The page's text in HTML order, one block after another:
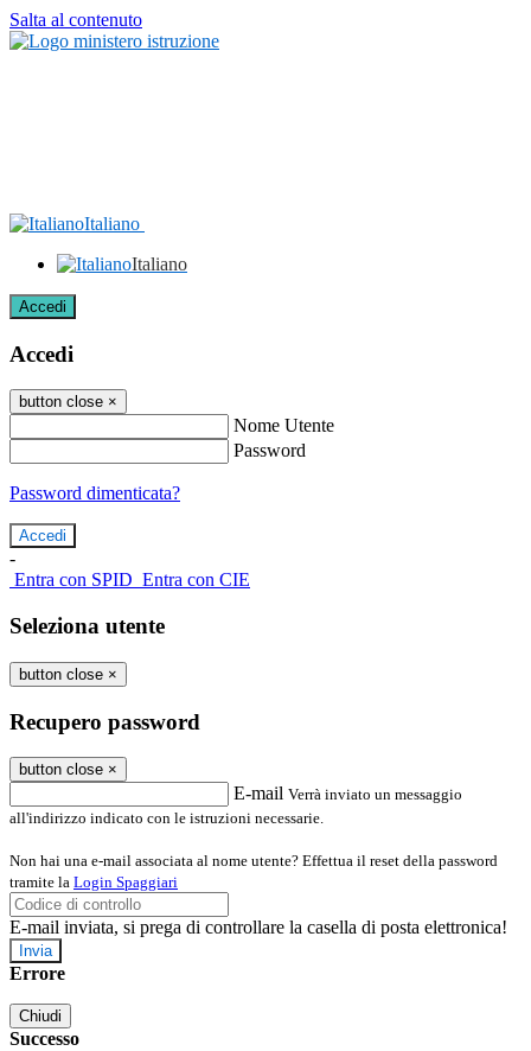
Salta al contenuto
Italiano
Italiano
Accedi
Accedi
button close ×
Nome Utente
Password
Password dimenticata?
-
Entra con SPID Entra con CIE
Seleziona utente
button close ×
Recupero password
button close ×
E-mail Verrà inviato un messaggio
all'indirizzo indicato con le istruzioni necessarie.
Non hai una e-mail associata al nome utente? Effettua il reset della password
tramite la Login Spaggiari
E-mail inviata, si prega di controllare la casella di posta elettronica!
Errore
Chiudi
Successo